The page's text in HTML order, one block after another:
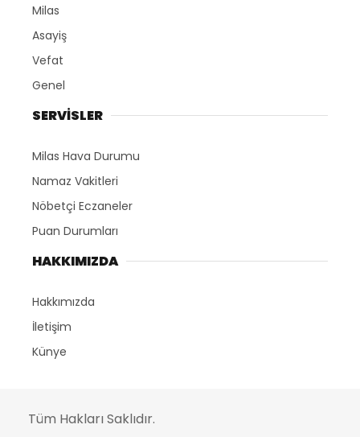
Milas
Asayiş
Vefat
Genel
SERVİSLER
Milas Hava Durumu
Namaz Vakitleri
Nöbetçi Eczaneler
Puan Durumları
HAKKIMIZDA
Hakkımızda
İletişim
Künye
Tüm Hakları Saklıdır.